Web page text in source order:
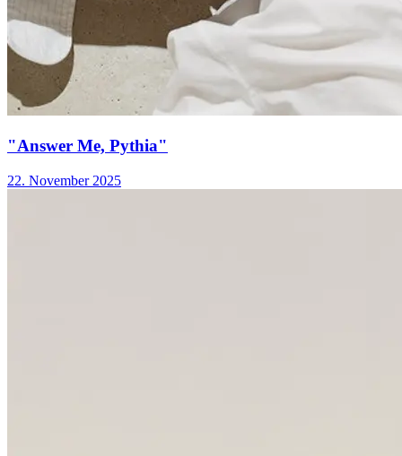
"Answer Me, Pythia"
22. November 2025